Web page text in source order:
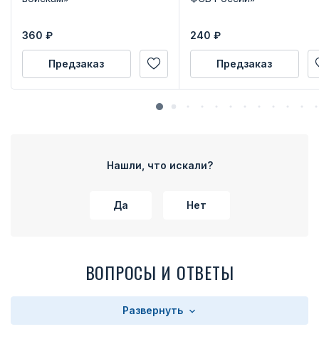
360 ₽
Предзаказ
240 ₽
Предзаказ
Нашли, что искали?
Да Нет
ВОПРОСЫ И ОТВЕТЫ
Развернуть